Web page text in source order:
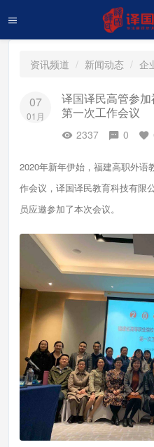
资讯频道 新闻动态 企
07
01月
译国译民高管参
第一次工作会议
2337 0
2020年新年伊始，福建高职外语
作会议，译国译民教育科技有限
员应邀参加了本次会议。